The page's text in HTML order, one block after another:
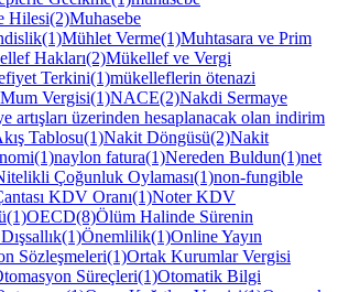
Hilesi(2)Muhasebe
Mühlet Verme(1)Muhtasara ve Prim
Hakları(2)Mükellef ve Vergi
Terkini(1)mükelleflerin ötenazi
Mum Vergisi(1)NACE(2)Nakdi Sermaye
artışları üzerinden hesaplanacak olan indirim
Tablosu(1)Nakit Döngüsü(2)Nakit
naylon fatura(1)Nereden Buldun(1)net
Çoğunluk Oylaması(1)non-fungible
KDV Oranı(1)Noter KDV
OECD(8)Ölüm Halinde Sürenin
Önemlilik(1)Online Yayın
Sözleşmeleri(1)Ortak Kurumlar Vergisi
Süreçleri(1)Otomatik Bilgi